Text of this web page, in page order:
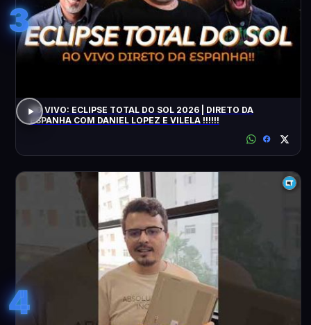
3
AO VIVO: ECLIPSE TOTAL DO SOL 2026 | DIRETO DA
ESPANHA COM DANIEL LOPEZ E VILELA !!!!!!
4